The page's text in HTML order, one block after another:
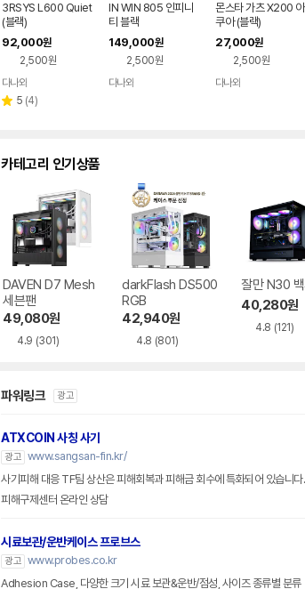
3RSYS L600 Quiet
(블랙)
92,000원
2,500원
페이
다나와
별 5 리
(4)
IN WIN 805 인피니
티 블랙
149,000원
2,500원
다나와
몬스타 가츠 X200 아
쿠아 (블랙)
27,000원
2,500원
다나와
카테고리 인기상품
DAVEN D7 Mesh
세븐팬
49,080원
4.9 (301)
darkFlash DS500
RGB
42,940원
4.8 (801)
잘만 N30
40,280원
4.8 (121)
파워링크 광고
ATXCOIN 사칭 사기
광고 www.sangsan-fin.kr/
사기피해 대응 TF팀 상산은 피해회복과 피해금 회수에 특화되어 있습니다.
피해구제센터 온라인 상담
시료보관/운반케이스 프로브스
광고 www.probes.co.kr
Adhesion Case, 다양한 크기 시료 보관&운반/점성, 사이즈 종류별 분류